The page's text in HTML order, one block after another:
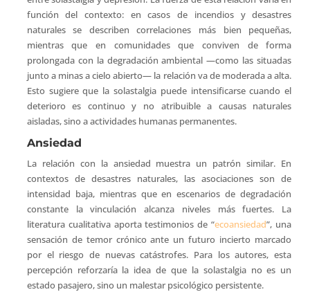
función del contexto: en casos de incendios y desastres
naturales se describen correlaciones más bien pequeñas,
mientras que en comunidades que conviven de forma
prolongada con la degradación ambiental —como las situadas
junto a minas a cielo abierto— la relación va de moderada a alta.
Esto sugiere que la solastalgia puede intensificarse cuando el
deterioro es continuo y no atribuible a causas naturales
aisladas, sino a actividades humanas permanentes.
Ansiedad
La relación con la ansiedad muestra un patrón similar. En
contextos de desastres naturales, las asociaciones son de
intensidad baja, mientras que en escenarios de degradación
constante la vinculación alcanza niveles más fuertes. La
literatura cualitativa aporta testimonios de “ecoansiedad”, una
sensación de temor crónico ante un futuro incierto marcado
por el riesgo de nuevas catástrofes. Para los autores, esta
percepción reforzaría la idea de que la solastalgia no es un
estado pasajero, sino un malestar psicológico persistente.